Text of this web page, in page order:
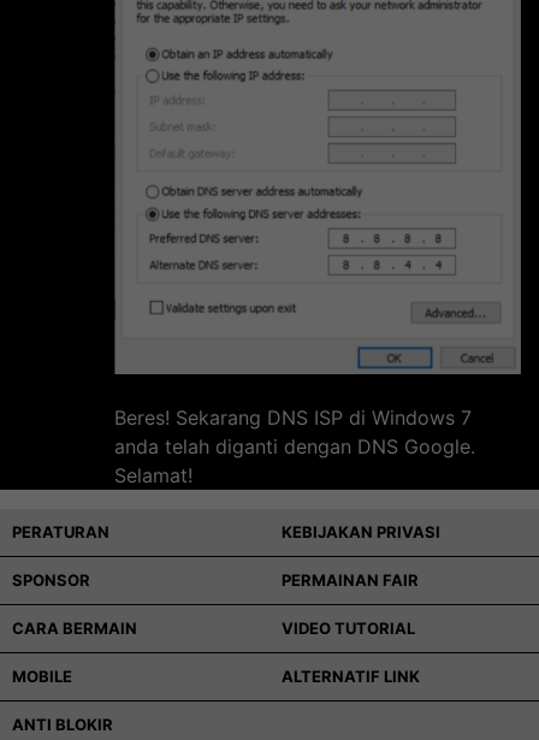
Beres! Sekarang DNS ISP di Windows 7
anda telah diganti dengan DNS Google.
Selamat!
PERATURAN KEBIJAKAN PRIVASI
SPONSOR PERMAINAN FAIR
CARA BERMAIN VIDEO TUTORIAL
MOBILE ALTERNATIF LINK
ANTI BLOKIR